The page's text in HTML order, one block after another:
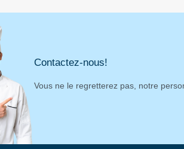
Contactez-nous!
Vous ne le regretterez pas, notre